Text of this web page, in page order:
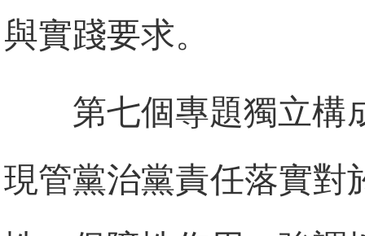
與實踐要求。
第七個專題獨立構
現管黨治黨責任落實對